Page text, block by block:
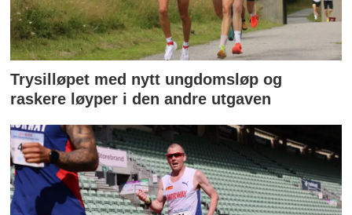
Trysilløpet med nytt ungdomsløp og
raskere løyper i den andre utgaven